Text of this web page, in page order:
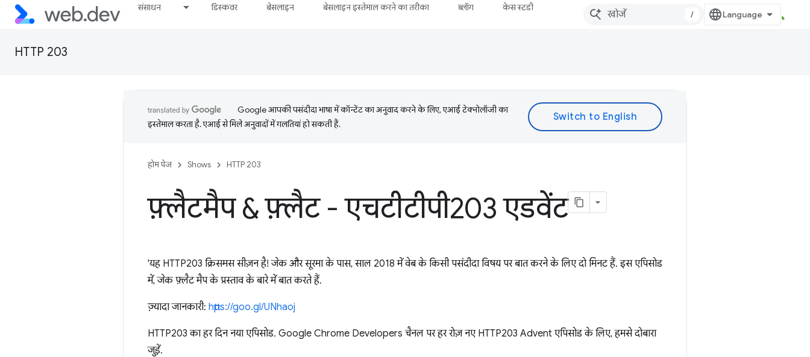
संसाधन डिस्कवर बेसलाइन बेसलाइन इस्तेमाल करने का तरीका ब्लॉग केस स्टडी
/
HTTP 203
Google आपकी पसंदीदा भाषा में कॉन्टेंट का अनुवाद करने के लिए, एआई टेक्नोलॉजी का
इस्तेमाल करता है. एआई से मिले अनुवादों में गलतियां हो सकती हैं.
होम पेज Shows HTTP 203
फ़्लैटमैप & फ़्लैट - एचटीटीपी203 एडवेंट
'यह HTTP203 क्रिसमस सीज़न है! जेक और सूरमा के पास, साल 2018 में वेब के किसी पसंदीदा विषय पर बात करने के लिए दो मिनट हैं. इस एपिसोड
में, जेक फ़्लैट मैप के प्रस्ताव के बारे में बात करते हैं.
ज़्यादा जानकारी: https://goo.gl/UNhaoj
HTTP203 का हर दिन नया एपिसोड. Google Chrome Developers चैनल पर हर रोज़ नए HTTP203 Advent एपिसोड के लिए, हमसे दोबारा
जुड़ें.